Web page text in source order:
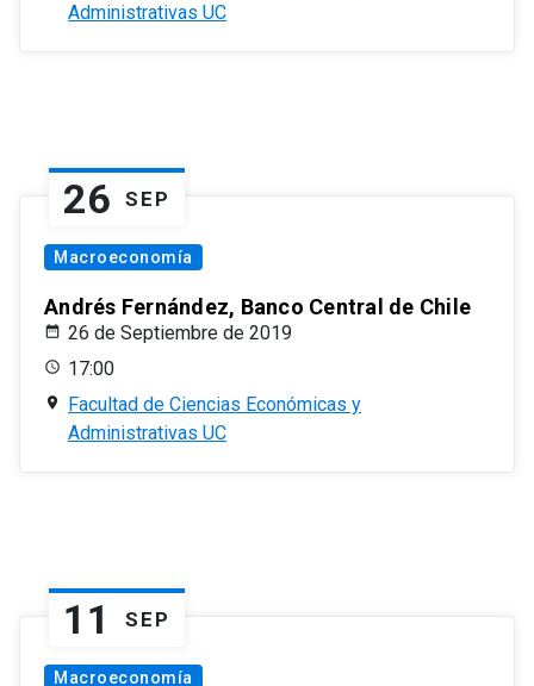
Administrativas UC
26 SEP
Macroeconomía
Andrés Fernández, Banco Central de Chile
26 de Septiembre de 2019
17:00
Facultad de Ciencias Económicas y
Administrativas UC
11 SEP
Macroeconomía